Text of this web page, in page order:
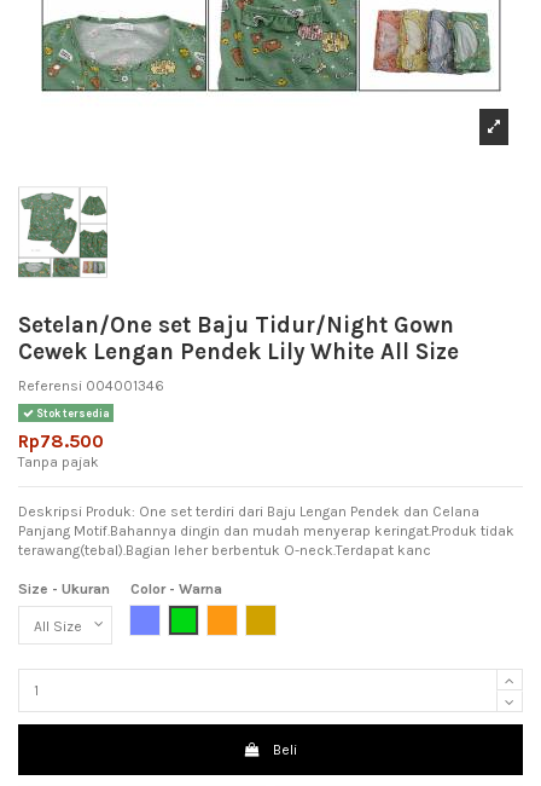
Setelan/One set Baju Tidur/Night Gown
Cewek Lengan Pendek Lily White All Size
Referensi 004001346
Stok tersedia
Rp78.500
Tanpa pajak
Deskripsi Produk: One set terdiri dari Baju Lengan Pendek dan Celana
Panjang Motif.Bahannya dingin dan mudah menyerap keringat.Produk tidak
terawang(tebal).Bagian leher berbentuk O-neck.Terdapat kanc
Size - Ukuran
Color - Warna
Beli